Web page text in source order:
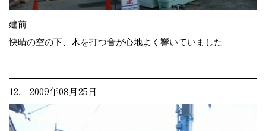
建前
快晴の空の下、木を打つ音が心地よく響いていました
12. 2009年08月25日